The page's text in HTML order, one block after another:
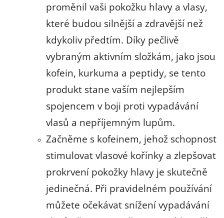
proměnil vaši pokožku hlavy a vlasy,
které budou silnější a zdravější než
kdykoliv předtím. Díky pečlivě
vybraným aktivním složkám, jako jsou
kofein, kurkuma a peptidy, se tento
produkt stane vaším nejlepším
spojencem v boji proti vypadávání
vlasů a nepříjemným lupům.
Začněme s kofeinem, jehož schopnost
stimulovat vlasové kořínky a zlepšovat
prokrvení pokožky hlavy je skutečně
jedinečná. Při pravidelném používání
můžete očekávat snížení vypadávání